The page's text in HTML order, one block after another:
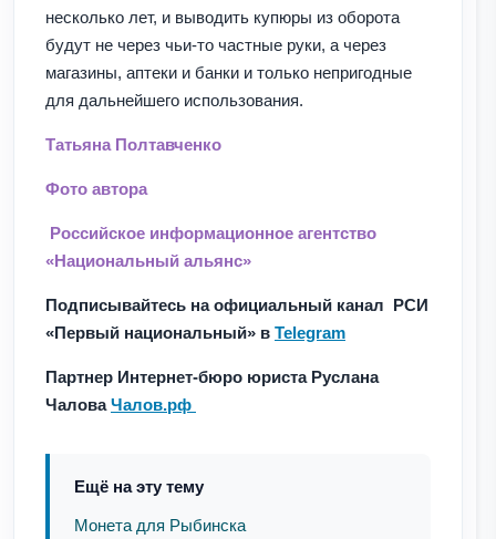
несколько лет, и выводить купюры из оборота
будут не через чьи-то частные руки, а через
магазины, аптеки и банки и только непригодные
для дальнейшего использования.
Татьяна Полтавченко
Фото автора
Российское информационное агентство
«Национальный альянс»
Подписывайтесь на официальный канал РСИ
«Первый национальный» в Telegram
Партнер Интернет-бюро юриста Руслана
ЧаловаЧалов.рф
Ещё на эту тему
Монета для Рыбинска